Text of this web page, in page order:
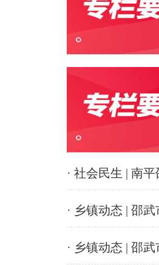
· 社会民生 | 南
· 乡镇动态 | 邵
· 乡镇动态 | 邵